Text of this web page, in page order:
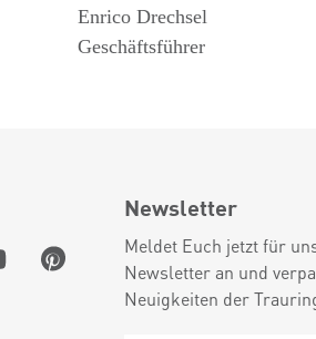
Enrico Drechsel
Geschäftsführer
Newsletter
Meldet Euch jetzt für
Newsletter an und
Neuigkeiten der